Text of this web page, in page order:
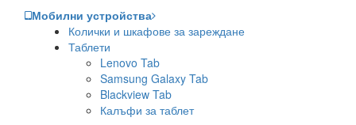
Мобилни устройства
Колички и шкафове за зареждане
Таблети
Lenovo Tab
Samsung Galaxy Tab
Blackview Tab
Калъфи за таблет